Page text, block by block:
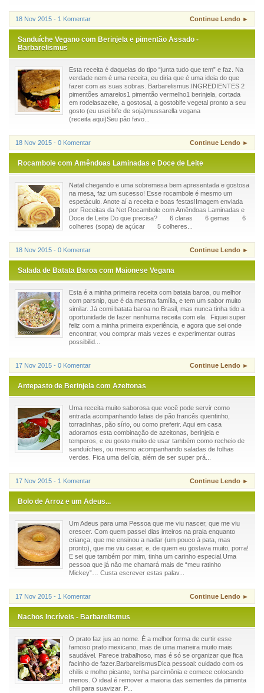
18 Nov 2015 - 1 Komentar Continue Lendo ►
Sanduíche Vegano com Berinjela e pimentão Assado -
Barbarelismus
Esta receita é daquelas do tipo “junta tudo que tem” e faz. Na
verdade nem é uma receita, eu diria que é uma ideia do que
fazer com as suas sobras. Barbarelismus.INGREDIENTES 2
pimentões amarelos1 pimentão vermelho1 berinjela, cortada
em rodelasazeite, a gostosal, a gostobife vegetal pronto a seu
gosto (eu usei bife de soja)mussarella vegana
(receita aqui)Seu pão favo...
18 Nov 2015 - 0 Komentar Continue Lendo ►
Rocambole com Amêndoas Laminadas e Doce de Leite
Natal chegando e uma sobremesa bem apresentada e gostosa
na mesa, faz um sucesso! Esse rocambole é mesmo um
espetáculo. Anote aí a receita e boas festas!Imagem enviada
por Receitas da Net Rocambole com Amêndoas Laminadas e
Doce de Leite Do que precisa? 6 claras 6 gemas 6
colheres (sopa) de açúcar 5 colheres...
18 Nov 2015 - 0 Komentar Continue Lendo ►
Salada de Batata Baroa com Maionese Vegana
Esta é a minha primeira receita com batata baroa, ou melhor
com parsnip, que é da mesma família, e tem um sabor muito
similar. Já comi batata baroa no Brasil, mas nunca tinha tido a
oportunidade de fazer nenhuma receita com ela. Fiquei super
feliz com a minha primeira experiência, e agora que sei onde
encontrar, vou comprar mais vezes e experimentar outras
possibilid...
17 Nov 2015 - 0 Komentar Continue Lendo ►
Antepasto de Berinjela com Azeitonas
Uma receita muito saborosa que você pode servir como
entrada acompanhando fatias de pão francês quentinho,
torradinhas, pão sírio, ou como preferir. Aqui em casa
adoramos esta combinação de azeitonas, berinjela e
temperos, e eu gosto muito de usar também como recheio de
sanduíches, ou mesmo acompanhando saladas de folhas
verdes. Fica uma delícia, além de ser super prá...
17 Nov 2015 - 1 Komentar Continue Lendo ►
Bolo de Arroz e um Adeus...
Um Adeus para uma Pessoa que me viu nascer, que me viu
crescer. Com quem passei dias inteiros na praia enquanto
criança, que me ensinou a nadar (um pouco à pata, mas
pronto), que me viu casar, e, de quem eu gostava muito, porra!
E sei que também por mim, tinha um carinho especial.Uma
pessoa que já não me chamará mais de “meu ratinho
Mickey”… Custa escrever estas palav...
17 Nov 2015 - 1 Komentar Continue Lendo ►
Nachos Incríveis - Barbarelismus
O prato faz jus ao nome. É a melhor forma de curtir esse
famoso prato mexicano, mas de uma maneira muito mais
saudável. Parece trabalhoso, mas é só se organizar que fica
facinho de fazer.BarbarelismusDica pessoal: cuidado com os
chilis e molho picante, tenha parcimônia e comece colocando
menos. O ideal é remover a maioria das sementes da pimenta
chili para suavizar. P...